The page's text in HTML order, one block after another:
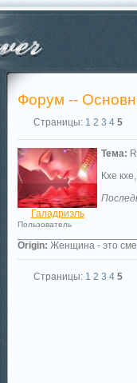
Форум --
Страницы: 1 2 3 4 5
Галадриэль
Пользователь
Тема:
Кхе
Origin: Женщина - это
Страницы: 1 2 3 4 5